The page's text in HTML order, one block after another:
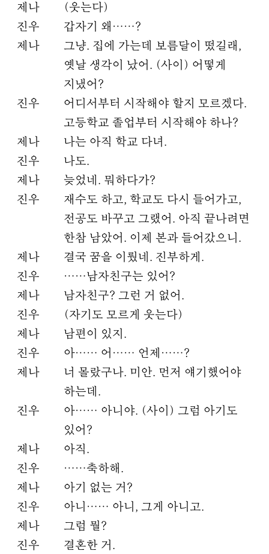
제나
(웃는다)
진우
갑자기 왜……?
제나
그냥. 집에 가는데 보름달이 떴길래,
옛날 생각이 났어. (사이) 어떻게
지냈어?
진우
어디서부터 시작해야 할지 모르겠다.
고등학교 졸업부터 시작해야 하나?
제나
나는 아직 학교 다녀.
진우
나도.
제나
늦었네. 뭐하다가?
진우
재수도 하고, 학교도 다시 들어가고,
전공도 바꾸고 그랬어. 아직 끝나려면
한참 남았어. 이제 본과 들어갔으니.
제나
결국 꿈을 이뤘네. 진부하게.
진우
……남자친구는 있어?
제나
남자친구? 그런 거 없어.
진우
(자기도 모르게 웃는다)
제나
남편이 있지.
진우
아…… 어…… 언제……?
제나
너 몰랐구나. 미안. 먼저 얘기했어야
하는데.
진우
아…… 아니야. (사이) 그럼 아기도
있어?
제나
아직.
진우
……축하해.
제나
아기 없는 거?
진우
아니…… 아니, 그게 아니고.
제나
그럼 뭘?
진우
결혼한 거.